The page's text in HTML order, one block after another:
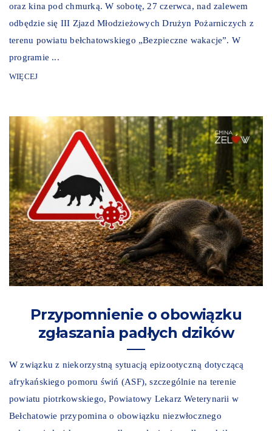
oraz kina pod chmurką. W sobotę, 27 czerwca, nad zalewem
odbędzie się III Zjazd Młodzieżowych Drużyn Pożarniczych z
terenu powiatu bełchatowskiego „Bezpieczne wakacje”. W
programie ...
WIĘCEJ
Przypomnienie o obowiązku
zgłaszania padłych dzików
W związku z niekorzystną sytuacją epizootyczną dotyczącą
afrykańskiego pomoru świń (ASF), szczególnie na terenie
powiatu piotrkowskiego, Powiatowy Lekarz Weterynarii w
Bełchatowie przypomina o obowiązku niezwłocznego